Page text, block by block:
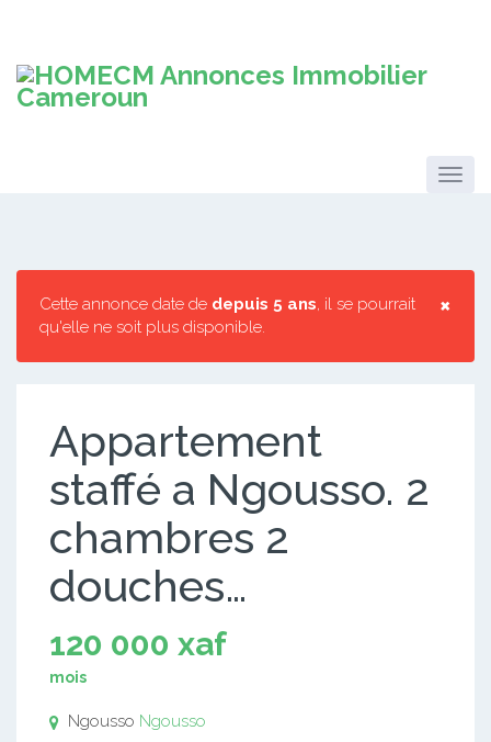
×
Cette annonce date de depuis 5 ans, il se pourrait
qu'elle ne soit plus disponible.
Appartement
staffé a Ngousso. 2
chambres 2
douches…
120 000 xaf
mois
Ngousso Ngousso